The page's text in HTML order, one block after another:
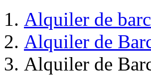
Alquiler de
Alquiler de
Alquiler de